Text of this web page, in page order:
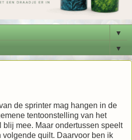
▼
▼
de sprinter mag hangen in de
tentoonstelling van het
mee. Maar ondertussen speelt
quilt. Daarvoor ben ik